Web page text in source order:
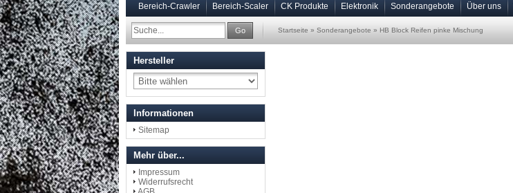
Bereich-Crawler Bereich-Scaler CK Produkte Elektronik Sonderangebote Über uns
Go Startseite » Sonderangebote » HB Block Reifen pinke Mischung
Hersteller
Informationen
Sitemap
Mehr über...
Impressum
Widerrufsrecht